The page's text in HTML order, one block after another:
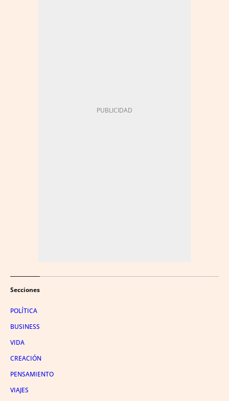
Secciones
POLÍTICA
BUSINESS
VIDA
CREACIÓN
PENSAMIENTO
VIAJES